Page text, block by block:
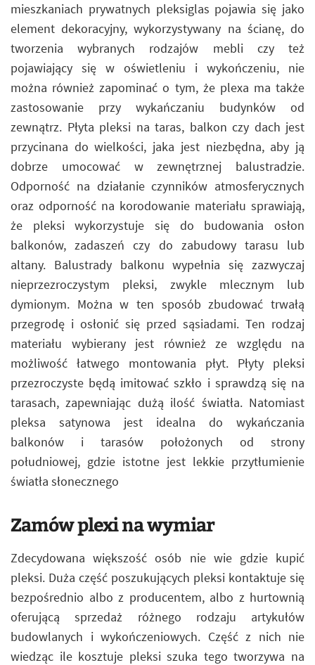
mieszkaniach prywatnych pleksiglas pojawia się jako
element dekoracyjny, wykorzystywany na ścianę, do
tworzenia wybranych rodzajów mebli czy też
pojawiający się w oświetleniu i wykończeniu, nie
można również zapominać o tym, że plexa ma także
zastosowanie przy wykańczaniu budynków od
zewnątrz. Płyta pleksi na taras, balkon czy dach jest
przycinana do wielkości, jaka jest niezbędna, aby ją
dobrze umocować w zewnętrznej balustradzie.
Odporność na działanie czynników atmosferycznych
oraz odporność na korodowanie materiału sprawiają,
że pleksi wykorzystuje się do budowania osłon
balkonów, zadaszeń czy do zabudowy tarasu lub
altany. Balustrady balkonu wypełnia się zazwyczaj
nieprzezroczystym pleksi, zwykle mlecznym lub
dymionym. Można w ten sposób zbudować trwałą
przegrodę i osłonić się przed sąsiadami. Ten rodzaj
materiału wybierany jest również ze względu na
możliwość łatwego montowania płyt. Płyty pleksi
przezroczyste będą imitować szkło i sprawdzą się na
tarasach, zapewniając dużą ilość światła. Natomiast
pleksa satynowa jest idealna do wykańczania
balkonów i tarasów położonych od strony
południowej, gdzie istotne jest lekkie przytłumienie
światła słonecznego
Zamów plexi na wymiar
Zdecydowana większość osób nie wie gdzie kupić
pleksi. Duża część poszukujących pleksi kontaktuje się
bezpośrednio albo z producentem, albo z hurtownią
oferującą sprzedaż różnego rodzaju artykułów
budowlanych i wykończeniowych. Część z nich nie
wiedząc ile kosztuje pleksi szuka tego tworzywa na